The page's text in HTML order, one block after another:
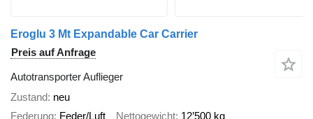
Eroglu 3 Mt Expandable Car Carrier
Preis auf Anfrage
Autotransporter Auflieger
Zustand neu
Federung Feder/Luft Nettogewicht 12’500 kg